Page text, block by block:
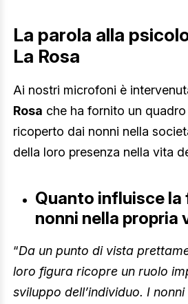
La parola alla
La Rosa
Ai nostri microfoni è
Rosa che ha fornito un
ricoperto dai nonni nella
della loro presenza nella vita
Quanto influisce la
nonni nella propria
“Da un punto di vista
loro figura ricopre un ruolo
sviluppo dell’individuo. I